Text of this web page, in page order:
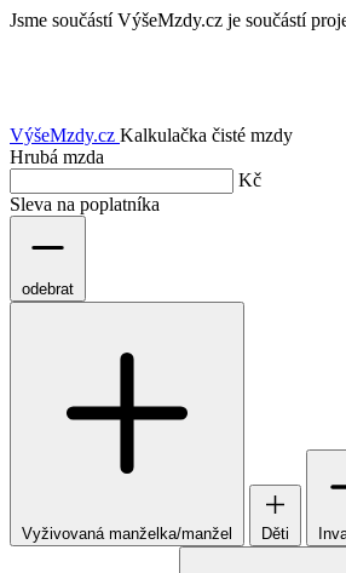
Jsme součástí VýšeMzdy.cz je součástí
VýšeMzdy.cz Kalkulačka čisté mzdy
Hrubá mzda
Kč
Sleva na poplatníka
odebrat
Vyživovaná manželka/manžel Děti